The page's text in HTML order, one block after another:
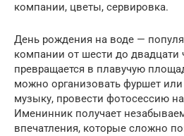
компании, цветы, сервировка.
День рождения на воде —
компании от шести до двадцати
превращается в плавучую
можно организовать фуршет
музыку, провести фотосессию
Именинник получает
впечатления, которые сложно